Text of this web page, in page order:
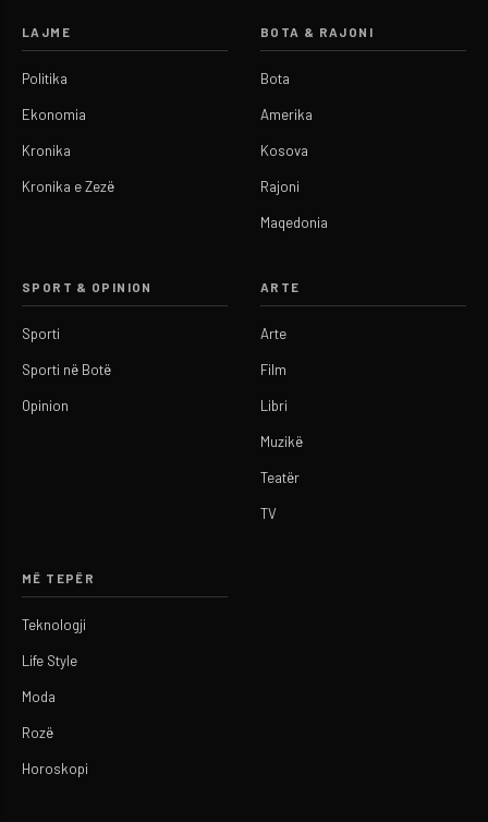
LAJME
Politika
Ekonomia
Kronika
Kronika e Zezë
BOTA & RAJONI
Bota
Amerika
Kosova
Rajoni
Maqedonia
SPORT & OPINION
Sporti
Sporti në Botë
Opinion
ARTE
Arte
Film
Libri
Muzikë
Teatër
TV
MË TEPËR
Teknologji
Life Style
Moda
Rozë
Horoskopi